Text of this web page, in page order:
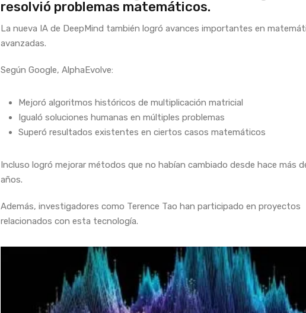
resolvió problemas matemáticos.
La nueva IA de DeepMind también logró avances importantes en
avanzadas.
Según Google, AlphaEvolve:
Mejoró algoritmos históricos de multiplicación matricial
Igualó soluciones humanas en múltiples problemas
Superó resultados existentes en ciertos casos matemáticos
Incluso logró mejorar métodos que no habían cambiado desde hace más
años.
Además, investigadores como Terence Tao han participado en proyectos
relacionados con esta tecnología.